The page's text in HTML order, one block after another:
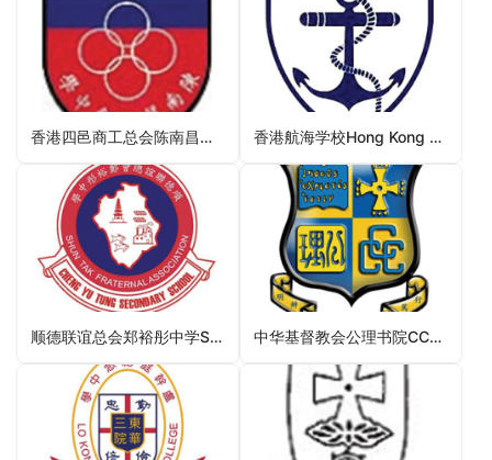
香港四邑商工总会陈南昌纪念中学HKSYC&IA Chan Nam Chong Memorial College（葵青区中学） 香港航海学校Hong Kong Sea School（南区中学）
顺德联谊总会郑裕彤中学Shun Tak Fraternal Association Cheng Yu Tung Secondary School（西贡区中学） 中华基督教会公理书院CCC Kung Lee College（湾仔区中学）